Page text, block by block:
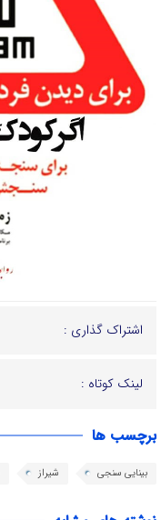
اشتراک گذاری :
لینک کوتاه :
برچسب ها
بینایی سنجی شیراز